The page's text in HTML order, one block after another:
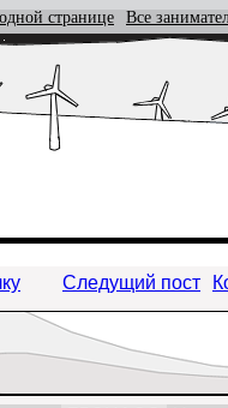
странице Все
Следущий пост